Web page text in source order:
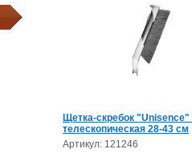
Щетка-скребок "Unisence"
телескопическая 28-43 см
Артикул: 121246